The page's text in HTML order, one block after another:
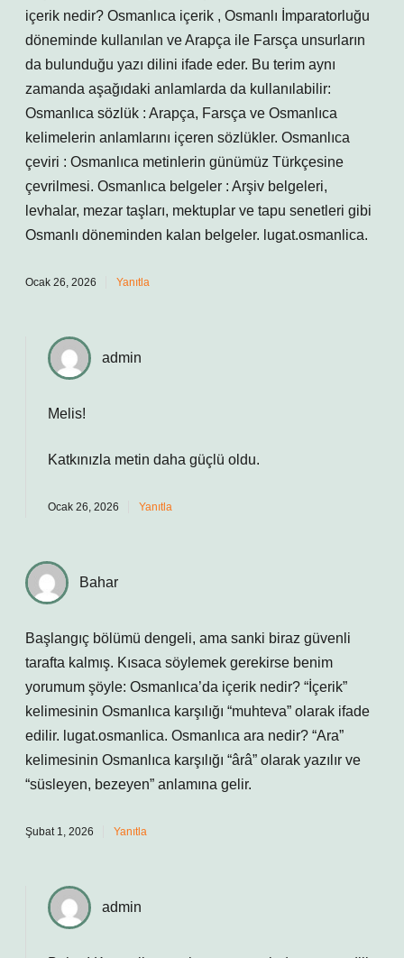
içerik nedir? Osmanlıca içerik , Osmanlı İmparatorluğu
döneminde kullanılan ve Arapça ile Farsça unsurların
da bulunduğu yazı dilini ifade eder. Bu terim aynı
zamanda aşağıdaki anlamlarda da kullanılabilir:
Osmanlıca sözlük : Arapça, Farsça ve Osmanlıca
kelimelerin anlamlarını içeren sözlükler. Osmanlıca
çeviri : Osmanlıca metinlerin günümüz Türkçesine
çevrilmesi. Osmanlıca belgeler : Arşiv belgeleri,
levhalar, mezar taşları, mektuplar ve tapu senetleri gibi
Osmanlı döneminden kalan belgeler. lugat.osmanlica.
Ocak 26, 2026 Yanıtla
admin
Melis!
Katkınızla metin daha güçlü oldu.
Ocak 26, 2026 Yanıtla
Bahar
Başlangıç bölümü dengeli, ama sanki biraz güvenli
tarafta kalmış. Kısaca söylemek gerekirse benim
yorumum şöyle: Osmanlıca’da içerik nedir? “İçerik”
kelimesinin Osmanlıca karşılığı “muhteva” olarak ifade
edilir. lugat.osmanlica. Osmanlıca ara nedir? “Ara”
kelimesinin Osmanlıca karşılığı “ârâ” olarak yazılır ve
“süsleyen, bezeyen” anlamına gelir.
Şubat 1, 2026 Yanıtla
admin